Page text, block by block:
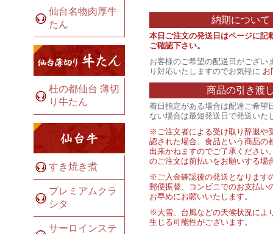
仙台名物肉厚牛
たん
杜の都仙台 薄切
り牛たん
すき焼き煮
プレミアムクラ
シタ
サーロインステ
納期について
本日ご注文の発送日はページに記
ご確認下さい。
お客様のご希望の配送日がござい
り対応いたしますのでお気軽に お
商品の引き渡
着日指定がある場合は配達ご希望
ない場合は最短発送日で発送いた
※ご注文者による受け取り辞退や
認された場合、食品という商品の
出来かねますのでご了承ください
のご注文は前払いをお願いする場
※ご入金確認後の発送となります
郵便振替、コンビニでのお支払い
お早めにお願いいたします。
※大雪、台風などの天候状況によ
生じる可能性がございます。